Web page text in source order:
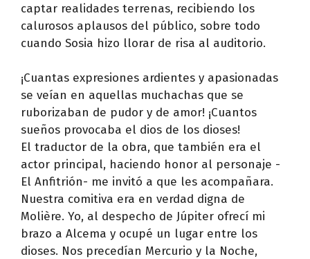
captar realidades terrenas, recibiendo los
calurosos aplausos del público, sobre todo
cuando Sosia hizo llorar de risa al auditorio.
¡Cuantas expresiones ardientes y apasionadas
se veían en aquellas muchachas que se
ruborizaban de pudor y de amor! ¡Cuantos
sueños provocaba el dios de los dioses!
El traductor de la obra, que también era el
actor principal, haciendo honor al personaje -
El Anfitrión- me invitó a que les acompañara.
Nuestra comitiva era en verdad digna de
Molière. Yo, al despecho de Júpiter ofrecí mi
brazo a Alcema y ocupé un lugar entre los
dioses. Nos precedían Mercurio y la Noche,